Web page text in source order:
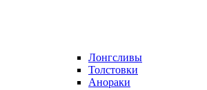
Лонгсливы
Толстовки
Анораки